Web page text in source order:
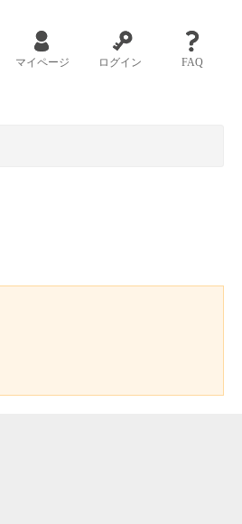
マイページ ログイン FAQ